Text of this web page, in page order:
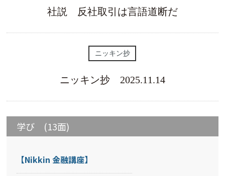
社説 反社取引は言語道断だ
ニッキン抄
ニッキン抄 2025.11.14
学び (13面)
【Nikkin 金融講座】